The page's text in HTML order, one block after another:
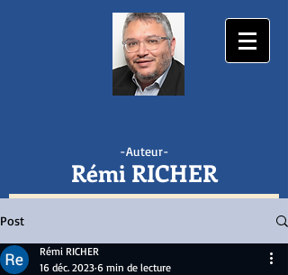
-Auteur-
Rémi RICHER
Post
Rémi RICHER
16 déc. 2023 6 min de lecture